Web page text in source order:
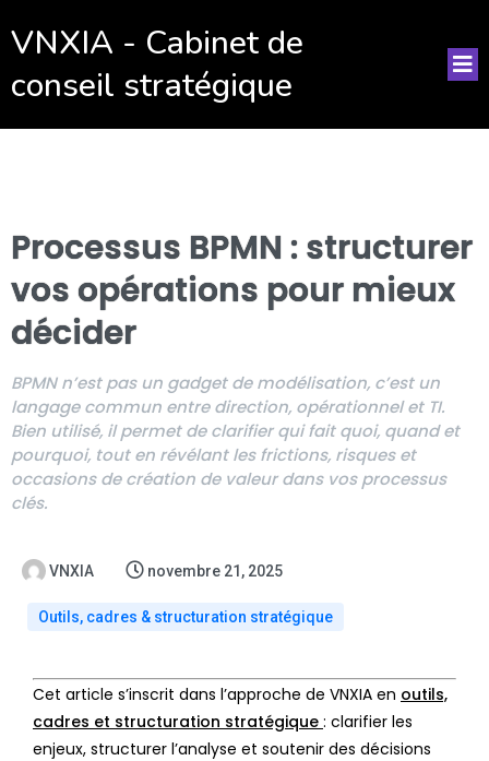
VNXIA - Cabinet de
conseil stratégique
Processus BPMN : structurer
vos opérations pour mieux
décider
BPMN n’est pas un gadget de modélisation, c’est un
langage commun entre direction, opérationnel et TI.
Bien utilisé, il permet de clarifier qui fait quoi, quand et
pourquoi, tout en révélant les frictions, risques et
occasions de création de valeur dans vos processus
clés.
VNXIA novembre 21, 2025
Outils, cadres & structuration stratégique
Cet article s’inscrit dans l’approche de VNXIA en outils,
cadres et structuration stratégique : clarifier les
enjeux, structurer l’analyse et soutenir des décisions